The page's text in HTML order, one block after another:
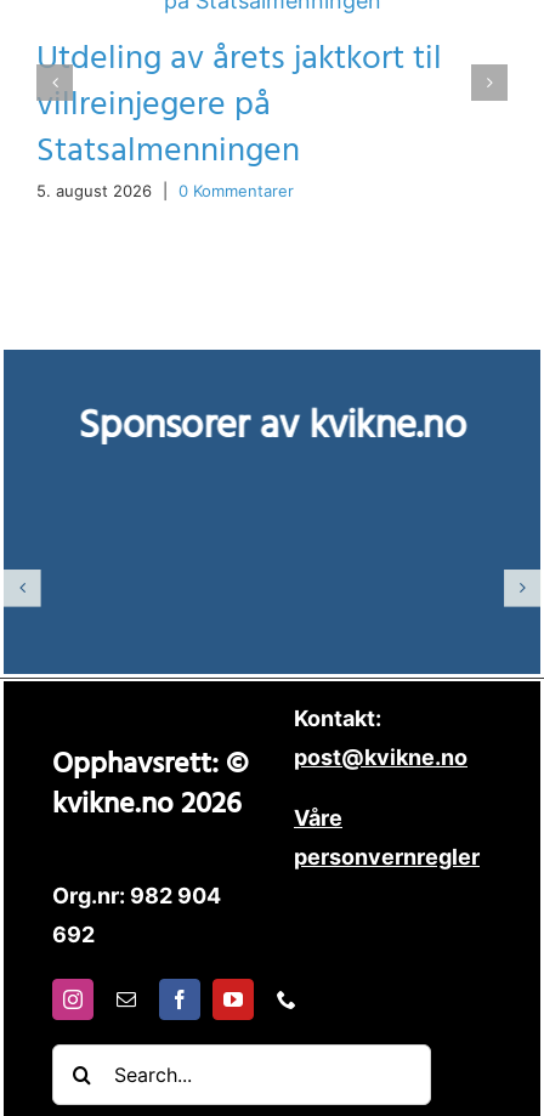
Utdeling av årets jaktkort til
villreinjegere på
Statsalmenningen
5. august 2026 0 Kommentarer
Sponsorer av kvikne.no
Opphavsrett: ©
kvikne.no 2026
Org.nr: 982 904
692
Kontakt:
post@kvikne.no
Våre
personvernregler
Søk
etter: